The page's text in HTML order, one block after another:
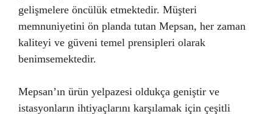
gelişmelere öncülük etmektedir. Müşteri
memnuniyetini ön planda tutan Mepsan, her zaman
kaliteyi ve güveni temel prensipleri olarak
benimsemektedir.
Mepsan’ın ürün yelpazesi oldukça geniştir ve
istasyonların ihtiyaçlarını karşılamak için çeşitli